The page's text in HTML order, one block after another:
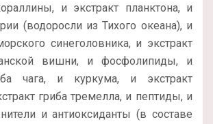
и экстракт планктона, и
(водоросли из Тихого океана), и
синеголовника, и экстракт
вишни, и фосфолипиды, и
чага, и куркума, и экстракт
гриба тремелла, и пептиды, и
и антиоксиданты (в составе